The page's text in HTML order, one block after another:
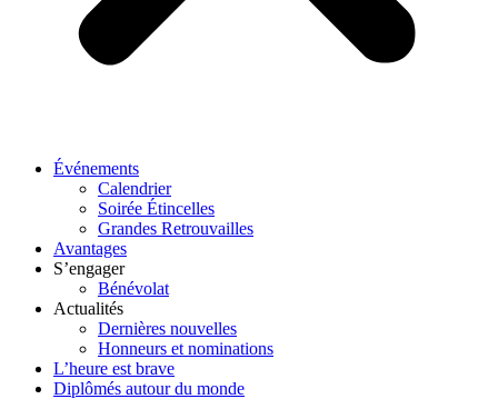
Événements
Calendrier
Soirée Étincelles
Grandes Retrouvailles
Avantages
S’engager
Bénévolat
Actualités
Dernières nouvelles
Honneurs et nominations
L’heure est brave
Diplômés autour du monde